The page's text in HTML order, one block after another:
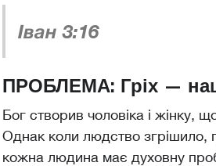
Іван 3:16
ПРОБЛЕМА: Гріх —
Бог створив чоловіка і жінку,
Однак коли людство згрішило,
кожна людина має духовну